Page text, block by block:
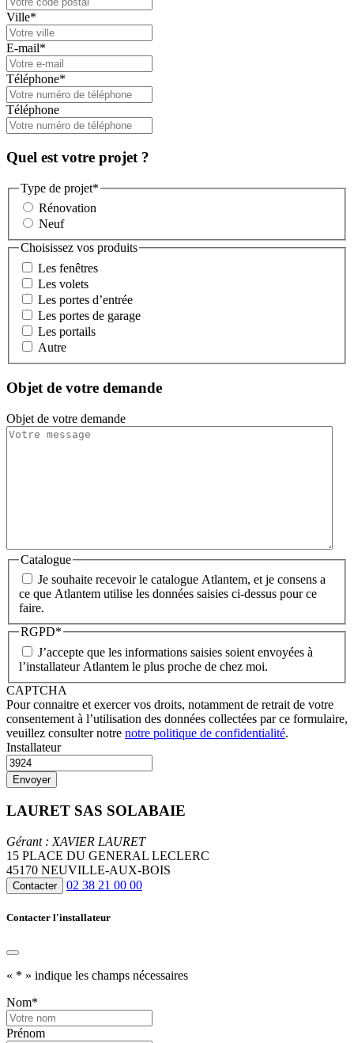
Ville*
E-mail*
Téléphone*
Téléphone
Quel est votre projet ?
Type de projet*
Rénovation
Neuf
Choisissez vos produits
Les fenêtres
Les volets
Les portes d’entrée
Les portes de garage
Les portails
Autre
Objet de votre demande
Objet de votre demande
Catalogue
Je souhaite recevoir le catalogue Atlantem, et je consens a
ce que Atlantem utilise les données saisies ci-dessus pour ce
faire.
RGPD*
J’accepte que les informations saisies soient envoyées à
l’installateur Atlantem le plus proche de chez moi.
CAPTCHA
Pour connaitre et exercer vos droits, notamment de retrait de votre
consentement à l’utilisation des données collectées par ce formulaire,
veuillez consulter notre notre politique de confidentialité.
Installateur
LAURET SAS SOLABAIE
Gérant : XAVIER LAURET
15 PLACE DU GENERAL LECLERC
45170 NEUVILLE-AUX-BOIS
Contacter 02 38 21 00 00
Contacter l'installateur
« * » indique les champs nécessaires
Nom*
Prénom